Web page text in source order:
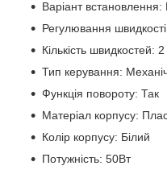
Варіант встановлення:
Регулювання
Кількість швидкостей: 2
Тип керування:
Функція повороту: Так
Матеріал корпусу:
Колір корпусу: Білий
Потужність: 50Вт